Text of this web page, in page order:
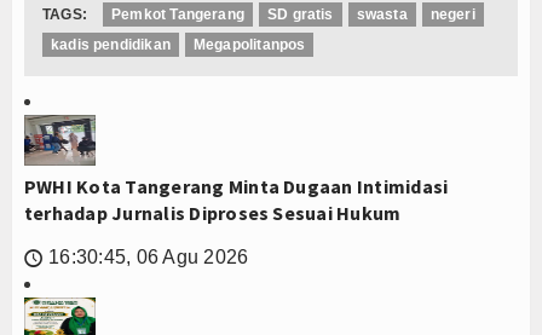
TAGS: Pemkot Tangerang SD gratis swasta
negeri
kadis pendidikan
Megapolitanpos
PWHI Kota Tangerang Minta Dugaan Intimidasi
terhadap Jurnalis Diproses Sesuai Hukum
🕔 16:30:45, 06 Agu 2026